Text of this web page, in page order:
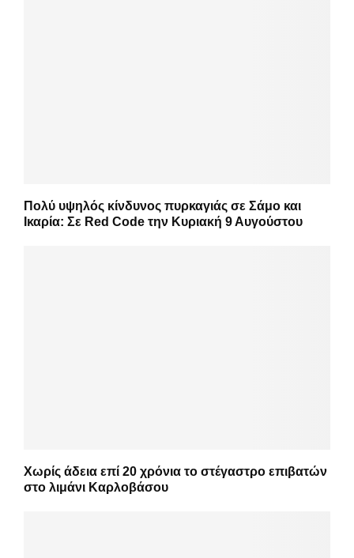
Πολύ υψηλός κίνδυνος πυρκαγιάς σε Σάμο και
Ικαρία: Σε Red Code την Κυριακή 9 Αυγούστου
Χωρίς άδεια επί 20 χρόνια το στέγαστρο επιβατών
στο λιμάνι Καρλοβάσου